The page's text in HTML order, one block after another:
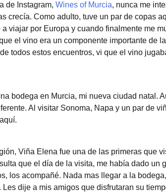
de Instagram, Wines of Murcia, nunca me
crecía. Como adulto, tuve un par de copas
viajar por Europa y cuando finalmente me
el vino era un componente importante de
todos estos encuentros, vi que el vino
bodega en Murcia, mi nueva ciudad natal.
Al visitar Sonoma, Napa y un par de
Viña Elena fue una de las primeras que
que el día de la visita, me había dado un
los acompañé. Nada mas llegar a la
dije a mis amigos que disfrutaran su